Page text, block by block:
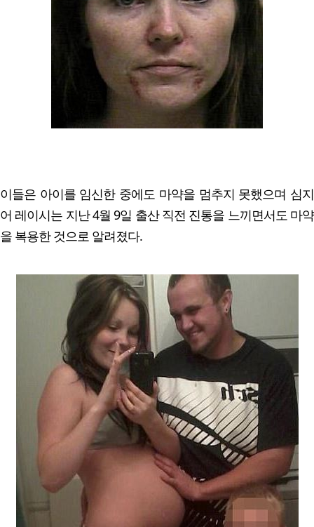
이들은 아이를 임신한 중에도 마약을 멈추지 못했으며 심지
어 레이시는 지난 4월 9일 출산 직전 진통을 느끼면서도 마약
을 복용한 것으로 알려졌다.